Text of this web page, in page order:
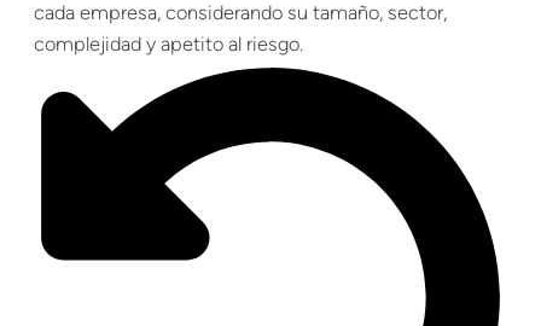
cada empresa, considerando su tamaño, sector,
complejidad y apetito al riesgo.